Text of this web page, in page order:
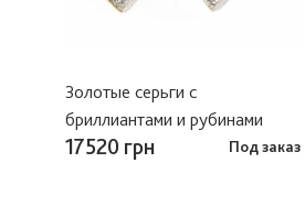
Золотые серьги с
бриллиантами и рубинами
17520 грн Под заказ